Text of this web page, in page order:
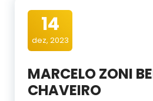
14
dez, 2023
MARCELO ZONI
CHAVEIRO